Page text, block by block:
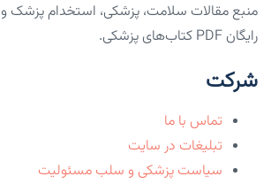
منبع مقالات سلامت، پزشکی، استخدام پزشک و
رایگان PDF کتاب‌های پزشکی.
شرکت
تماس با ما
تبلیغات در سایت
سیاست پزشکی و سلب مسئولیت